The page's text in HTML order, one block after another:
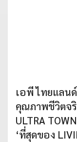
เอพี ไทยแลน
คุณภาพชีวิตจริ
ULTRA
‘ที่สุดของ